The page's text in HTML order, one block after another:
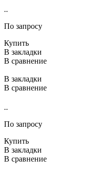
..
По запросу
Купить
В закладки
В сравнение
В закладки
В сравнение
..
По запросу
Купить
В закладки
В сравнение